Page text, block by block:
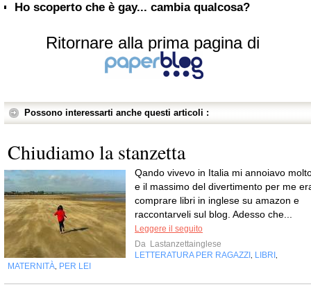
Ho scoperto che è gay... cambia qualcosa?
Ritornare alla prima pagina di
Possono interessarti anche questi articoli :
Chiudiamo la stanzetta
Qando vivevo in Italia mi annoiavo
e il massimo del divertimento per me
comprare libri in inglese su amazon e
raccontarveli sul blog. Adesso che...
Leggere il seguito
Da Lastanzettainglese
LETTERATURA PER RAGAZZI
LIBRI
MATERNITÀ PER LEI